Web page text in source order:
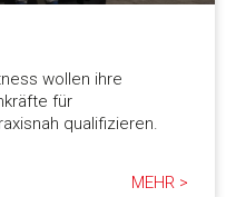
wollen ihre
für
qualifizieren.
MEHR >